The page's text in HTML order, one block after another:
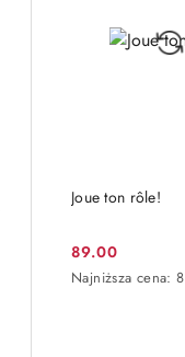
Joue ton rôle!
Cena
promocyjna:
89.00
Najniższa
Najniższa cena:
DO